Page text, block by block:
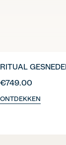
RITUAL
€749.00
ONTDEKKEN